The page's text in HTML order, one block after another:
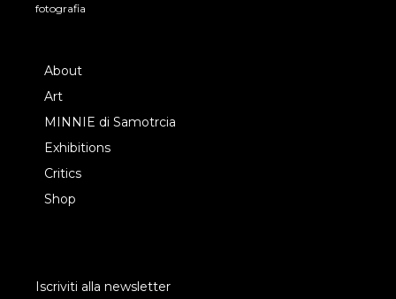
fotografia
About
Art
MINNIE di Samotrcia
Exhibitions
Critics
Shop
Iscriviti alla newsletter